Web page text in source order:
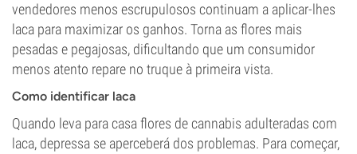
vendedores menos escrupulosos continuam a aplicar-lhes
laca para maximizar os ganhos. Torna as flores mais
pesadas e pegajosas, dificultando que um consumidor
menos atento repare no truque à primeira vista.
Como identificar laca
Quando leva para casa flores de cannabis adulteradas com
laca, depressa se aperceberá dos problemas. Para começar,